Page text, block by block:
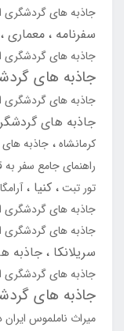
جاذبه های گردشگری
سفرنامه معماری
جاذبه های گردشگری
جاذبه های
جاذبه های گردشگری
جاذبه های
کرمانشاه جاذبه
راهنمای جامع سفر به
تور تبت کنیا
جاذبه های گردشگری
جاذبه های گردشگری
سریلانکا جاذبه
جاذبه های گردشگری
جاذبه های
میراث ناملموس